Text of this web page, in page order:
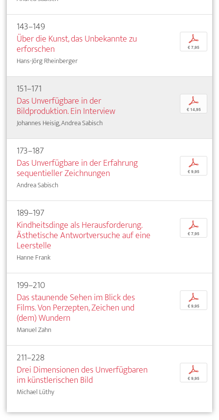
143–149
Über die Kunst, das Unbekannte zu
erforschen
Hans-Jörg Rheinberger
p
€ 7,95
151–171
Das Unverfügbare in der
Bildproduktion. Ein Interview
Johannes Heisig, Andrea Sabisch
p
€ 14,95
173–187
Das Unverfügbare in der Erfahrung
sequentieller Zeichnungen
Andrea Sabisch
p
€ 9,95
189–197
Kindheitsdinge als Herausforderung.
Ästhetische Antwortversuche auf eine
Leerstelle
Hanne Frank
p
€ 7,95
199–210
Das staunende Sehen im Blick des
Films. Von Perzepten, Zeichen und
(dem) Wundern
Manuel Zahn
p
€ 9,95
211–228
Drei Dimensionen des Unverfügbaren
im künstlerischen Bild
Michael Lüthy
p
€ 9,95